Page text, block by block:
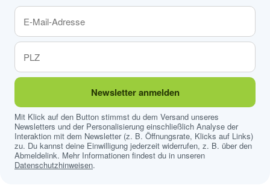
Newsletter anmelden
Mit Klick auf den Button stimmst du dem Versand unseres
Newsletters und der Personalisierung einschließlich Analyse der
Interaktion mit dem Newsletter (z. B. Öffnungsrate, Klicks auf Links)
zu. Du kannst deine Einwilligung jederzeit widerrufen, z. B. über den
Abmeldelink. Mehr Informationen findest du in unseren
Datenschutzhinweisen.